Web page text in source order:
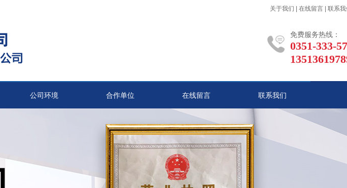
关于我们 在线留言| 联系我
免费服务热线：
0351-333-
公司环境 合作单位 在线留言 联系我们